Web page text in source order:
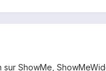
ShowMe,